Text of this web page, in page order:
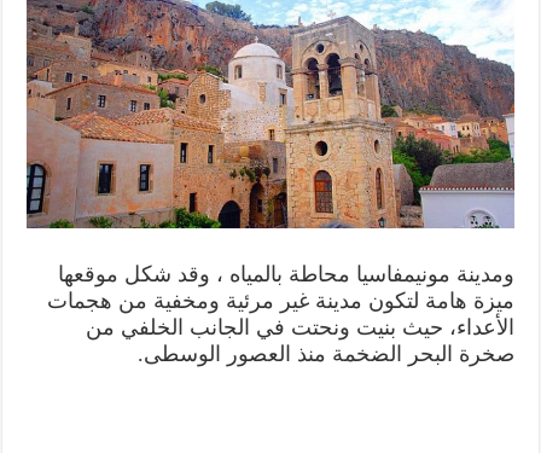
ومدينة مونيمفاسيا محاطة بالمياه ، وقد شكل موقعها
ميزة هامة لتكون مدينة غير مرئية ومخفية من هجمات
الأعداء، حيث بنيت ونحتت في الجانب الخلفي من
صخرة البحر الضخمة منذ العصور الوسطى.